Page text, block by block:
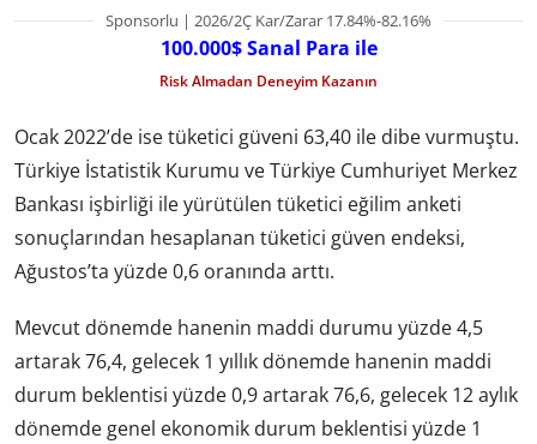
Sponsorlu | 2026/2Ç Kar/Zarar 17.84%-82.16%
100.000$ Sanal Para ile
Risk Almadan Deneyim Kazanın
Ocak 2022’de ise tüketici güveni 63,40 ile dibe vurmuştu.
Türkiye İstatistik Kurumu ve Türkiye Cumhuriyet Merkez
Bankası işbirliği ile yürütülen tüketici eğilim anketi
sonuçlarından hesaplanan tüketici güven endeksi,
Ağustos’ta yüzde 0,6 oranında arttı.
Mevcut dönemde hanenin maddi durumu yüzde 4,5
artarak 76,4, gelecek 1 yıllık dönemde hanenin maddi
durum beklentisi yüzde 0,9 artarak 76,6, gelecek 12 aylık
dönemde genel ekonomik durum beklentisi yüzde 1